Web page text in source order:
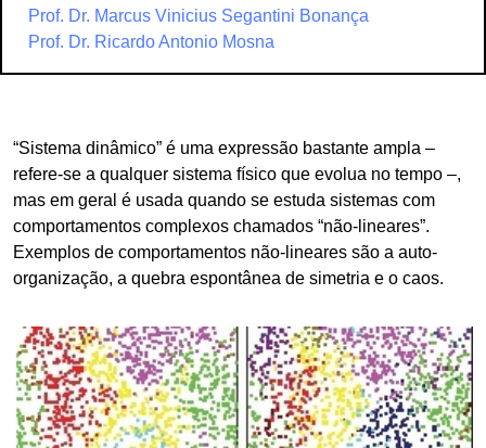
Prof. Dr. Marcus Vinicius Segantini Bonança
Prof. Dr. Ricardo Antonio Mosna
“Sistema dinâmico” é uma expressão bastante ampla –
refere-se a qualquer sistema físico que evolua no tempo –,
mas em geral é usada quando se estuda sistemas com
comportamentos complexos chamados “não-lineares”.
Exemplos de comportamentos não-lineares são a auto-
organização, a quebra espontânea de simetria e o caos.